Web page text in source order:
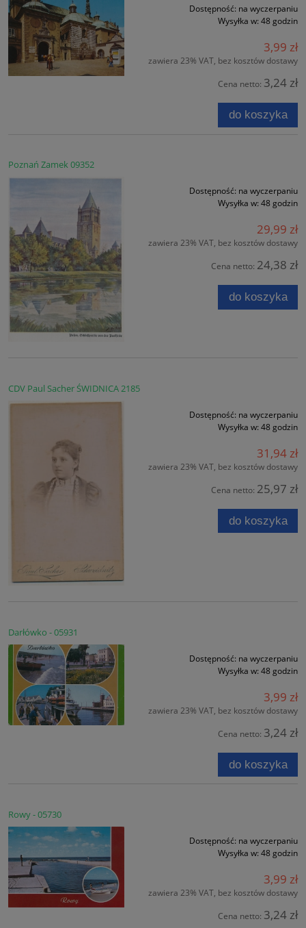
Dostępność: na wyczerpaniu
Wysyłka w: 48 godzin
3,99 zł
zawiera 23% VAT, bez kosztów dostawy
Cena netto: 3,24 zł
do koszyka
Poznań Zamek 09352
Dostępność: na wyczerpaniu
Wysyłka w: 48 godzin
29,99 zł
zawiera 23% VAT, bez kosztów dostawy
Cena netto: 24,38 zł
do koszyka
CDV Paul Sacher ŚWIDNICA 2185
Dostępność: na wyczerpaniu
Wysyłka w: 48 godzin
31,94 zł
zawiera 23% VAT, bez kosztów dostawy
Cena netto: 25,97 zł
do koszyka
Darłówko - 05931
Dostępność: na wyczerpaniu
Wysyłka w: 48 godzin
3,99 zł
zawiera 23% VAT, bez kosztów dostawy
Cena netto: 3,24 zł
do koszyka
Rowy - 05730
Dostępność: na wyczerpaniu
Wysyłka w: 48 godzin
3,99 zł
zawiera 23% VAT, bez kosztów dostawy
Cena netto: 3,24 zł